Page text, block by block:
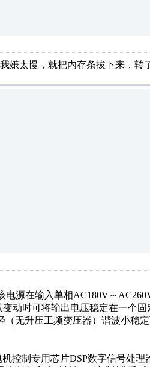
嫌太慢，就把内存条拔下来，转
电源在输入单相AC180V～
动时可将输出电压稳定在一个
（无升压工频变压器）谐波小稳
控制专用芯片DSP数字信号处